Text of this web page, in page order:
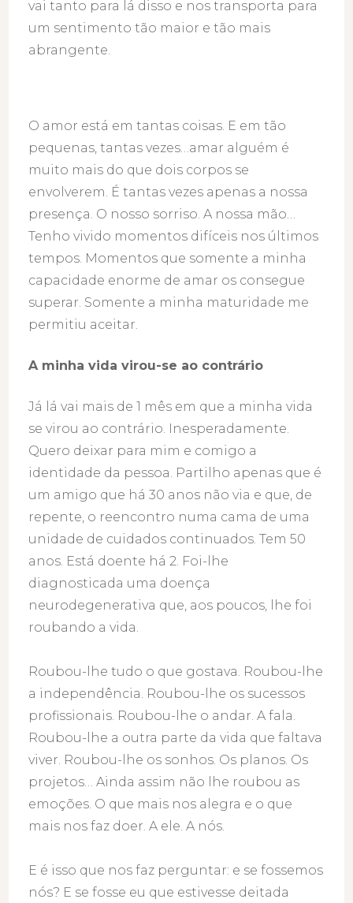
vai tanto para lá disso e nos transporta para
um sentimento tão maior e tão mais
abrangente.
O amor está em tantas coisas. E em tão
pequenas, tantas vezes…amar alguém é
muito mais do que dois corpos se
envolverem. É tantas vezes apenas a nossa
presença. O nosso sorriso. A nossa mão…
Tenho vivido momentos difíceis nos últimos
tempos. Momentos que somente a minha
capacidade enorme de amar os consegue
superar. Somente a minha maturidade me
permitiu aceitar.
A minha vida virou-se ao contrário
Já lá vai mais de 1 mês em que a minha vida
se virou ao contrário. Inesperadamente.
Quero deixar para mim e comigo a
identidade da pessoa. Partilho apenas que é
um amigo que há 30 anos não via e que, de
repente, o reencontro numa cama de uma
unidade de cuidados continuados. Tem 50
anos. Está doente há 2. Foi-lhe
diagnosticada uma doença
neurodegenerativa que, aos poucos, lhe foi
roubando a vida.
Roubou-lhe tudo o que gostava. Roubou-lhe
a independência. Roubou-lhe os sucessos
profissionais. Roubou-lhe o andar. A fala.
Roubou-lhe a outra parte da vida que faltava
viver. Roubou-lhe os sonhos. Os planos. Os
projetos… Ainda assim não lhe roubou as
emoções. O que mais nos alegra e o que
mais nos faz doer. A ele. A nós.
E é isso que nos faz perguntar: e se fossemos
nós? E se fosse eu que estivesse deitada